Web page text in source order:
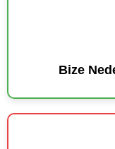
Bize